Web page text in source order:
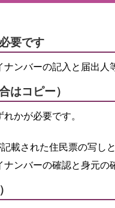
要です
ンバーの記入と届出人
はコピー）
かが必要です。
載された住民票の写し
ンバーの確認と身元の